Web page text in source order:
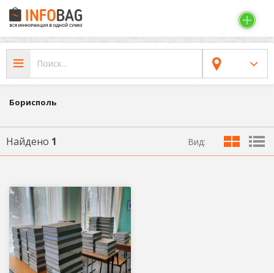
Борисполь
Найдено 1 Вид: